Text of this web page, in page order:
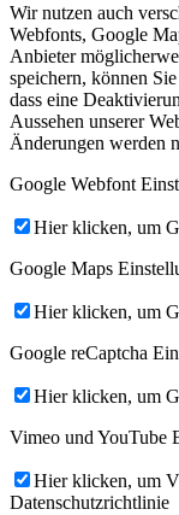
Wir nutzen auch
Webfonts, Google
Anbieter
speichern, können
dass eine
Aussehen unserer
Änderungen werden
Google Webfont
Hier klicken, um
Google Maps
Hier klicken, um
Google reCaptcha
Hier klicken, um
Vimeo und YouTube
Hier klicken, um
Datenschutzrichtlinie